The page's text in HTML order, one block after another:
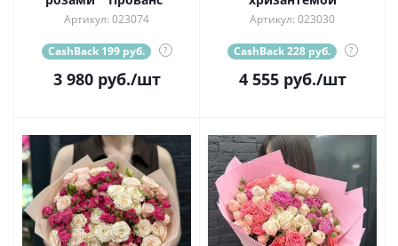
Артикул: 023074
CashBack 199 руб. ?
3 980руб./шт
Артикул: 023030
CashBack 228 руб. ?
4 555руб./шт